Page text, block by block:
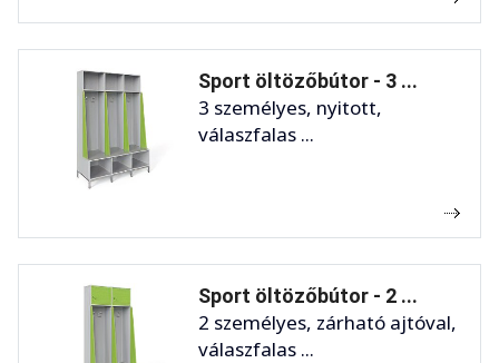
Sport öltözőbútor - 3 ...
3 személyes, nyitott,
válaszfalas ...
Sport öltözőbútor - 2 ...
2 személyes, zárható ajtóval,
válaszfalas ...